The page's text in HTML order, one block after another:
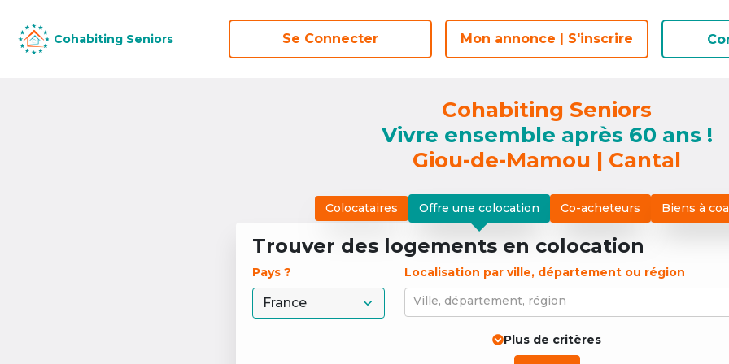
Cohabiting Seniors Se Connecter Mon annonce | S'inscrire
Cohabiting Seniors Se Connecter Mon annonce | S'inscrire
Cohabiting Seniors
Vivre ensemble après 60 ans !
Giou-de-Mamou | Cantal
Colocataires Offre une colocation Co-acheteurs Biens à
Trouver des logements en colocation
Pays ?
Localisation par ville, département ou région
Ville, département, région
Plus de critères